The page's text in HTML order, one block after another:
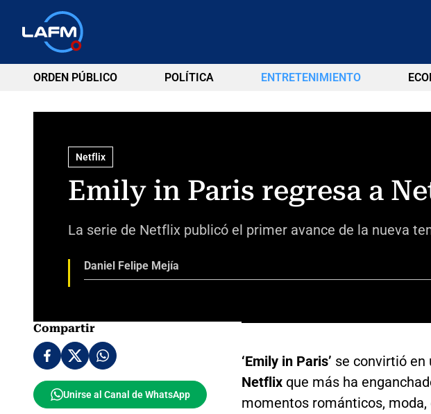
ORDEN PÚBLICO POLÍTICA ENTRETENIMIENTO
Netflix
Emily in Paris regresa a
La serie de Netflix publicó el primer avance de la nueva
Daniel Felipe Mejía
Compartir
Unirse al Canal de WhatsApp
‘Emily in Paris’ se convirtió en
Netflixque más ha
momentos románticos,